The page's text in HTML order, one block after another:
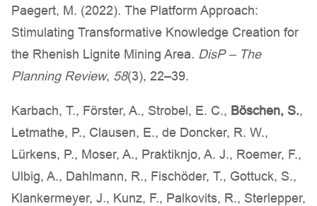
Paegert, M. (2022). The Platform Approach:
Stimulating Transformative Knowledge Creation for
the Rhenish Lignite Mining Area. DisP – The
Planning Review, 58(3), 22–39.
Karbach, T., Förster, A., Strobel, E. C., Böschen, S.,
Letmathe, P., Clausen, E., de Doncker, R. W.,
Lürkens, P., Moser, A., Praktiknjo, A. J., Roemer, F.,
Ulbig, A., Dahlmann, R., Fischöder, T., Gottuck, S.,
Klankermeyer, J., Kunz, F., Palkovits, R., Sterlepper,